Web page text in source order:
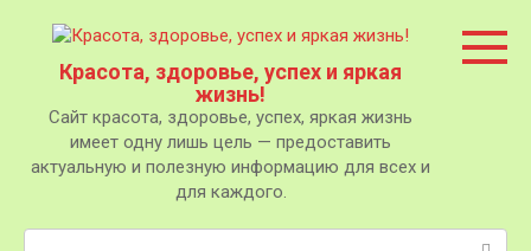
контентуКрасота, здоровье, успех и яркая
жизнь!
Сайт красота, здоровье, успех, яркая жизнь
имеет одну лишь цель — предоставить
актуальную и полезную информацию для всех и
для каждого.
Поиск: